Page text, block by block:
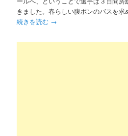
きました。春らしい腹ポンのバスを
続きを読む →